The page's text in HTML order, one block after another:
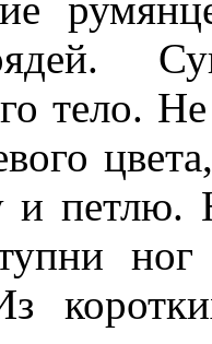
тело.
и петлю.
ног